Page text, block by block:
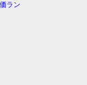
ラン